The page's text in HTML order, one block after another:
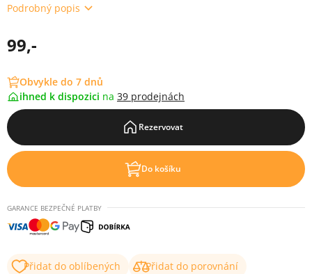
Podrobný popis
99,-
Obvykle do 7 dnů
ihned k dispozici na 39 prodejnách
Rezervovat
Do košíku
GARANCE BEZPEČNÉ PLATBY
Přidat do oblíbených
Přidat do porovnání